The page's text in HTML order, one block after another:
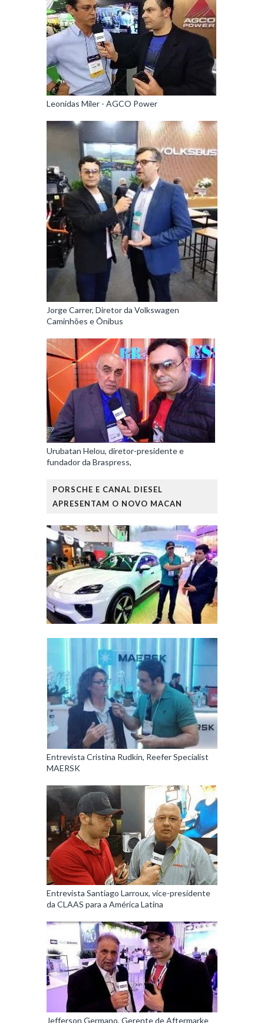
Leonidas Miler - AGCO Power
Jorge Carrer, Diretor da Volkswagen
Caminhões e Ônibus
Urubatan Helou, diretor-presidente e
fundador da Braspress,
PORSCHE E CANAL DIESEL
APRESENTAM O NOVO MACAN
Entrevista Cristina Rudkin, Reefer Specialist
MAERSK
Entrevista Santiago Larroux, vice-presidente
da CLAAS para a América Latina
Jefferson Germano, Gerente de Aftermarke